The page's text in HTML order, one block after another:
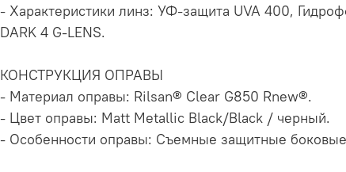
- Характеристики линз: УФ-защита UVA 400,
DARK 4 G-LENS.
КОНСТРУКЦИЯ ОПРАВЫ
- Материал оправы: Rilsan® Clear G850 Rnew®.
- Цвет оправы: Matt Metallic Black/Black / черный.
- Особенности оправы: Съемные защитные